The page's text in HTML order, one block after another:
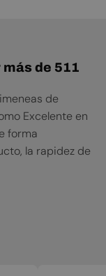
de 511
de
Excelente en
forma
la rapidez de